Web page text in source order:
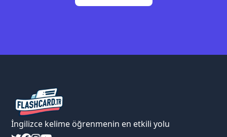
İngilizce kelime öğrenmenin en etkili yolu